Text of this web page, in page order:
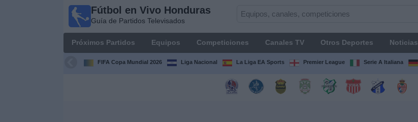
Fútbol en Vivo Honduras
Guía de Partidos Televisados
Próximos Partidos Equipos Competiciones Canales TV Otros Deportes Noticias
FIFA Copa Mundial 2026 Liga Nacional La Liga EA Sports Premier League Serie A Italiana
Fútbol en
Honduras